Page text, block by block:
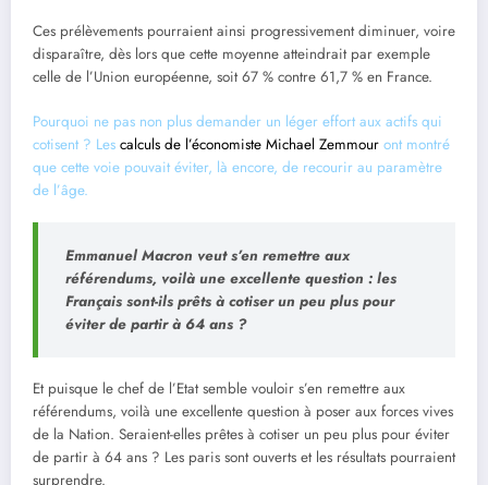
Ces prélèvements pourraient ainsi progressivement diminuer, voire
disparaître, dès lors que cette moyenne atteindrait par exemple
celle de l’Union européenne, soit 67 % contre 61,7 % en France.
Pourquoi ne pas non plus demander un léger effort aux actifs qui
cotisent ? Les calculs de l’économiste Michael Zemmour ont montré
que cette voie pouvait éviter, là encore, de recourir au paramètre
de l’âge.
Emmanuel Macron veut s’en remettre aux
référendums, voilà une excellente question : les
Français sont-ils prêts à cotiser un peu plus pour
éviter de partir à 64 ans ?
Et puisque le chef de l’Etat semble vouloir s’en remettre aux
référendums, voilà une excellente question à poser aux forces vives
de la Nation. Seraient-elles prêtes à cotiser un peu plus pour éviter
de partir à 64 ans ? Les paris sont ouverts et les résultats pourraient
surprendre.